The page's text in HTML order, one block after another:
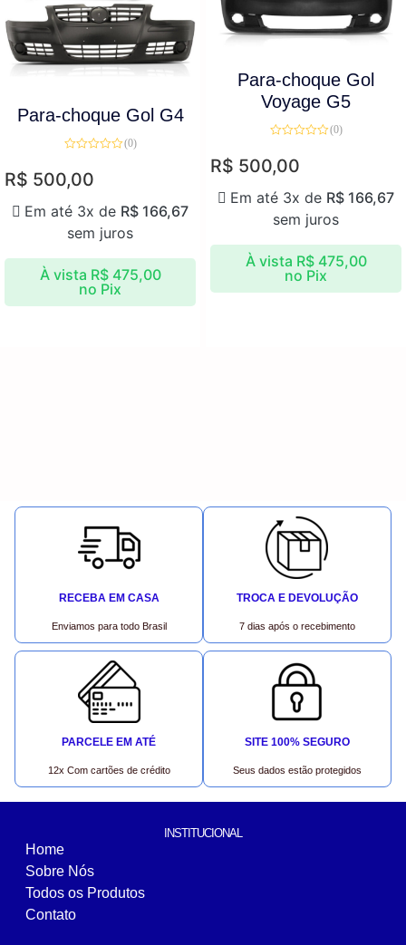
Para-choque Gol G4
de
5
(0)
R$ 500,00
À vista R$475,00
no Pix
Em até 3x de R$ 166,67
sem juros
Para-choque Gol
Voyage G5
de
5
(0)
R$ 500,00
À vista R$475,00
no Pix
Em até 3x de R$ 166,67
sem juros
RECEBA EM CASA
Enviamos para todo Brasil
TROCA E DEVOLUÇÃO
7 dias após o recebimento
PARCELE EM ATÉ
12x Com cartões de crédito
SITE 100% SEGURO
Seus dados estão protegidos
INSTITUCIONAL
Home
Sobre Nós
Todos os Produtos
Contato